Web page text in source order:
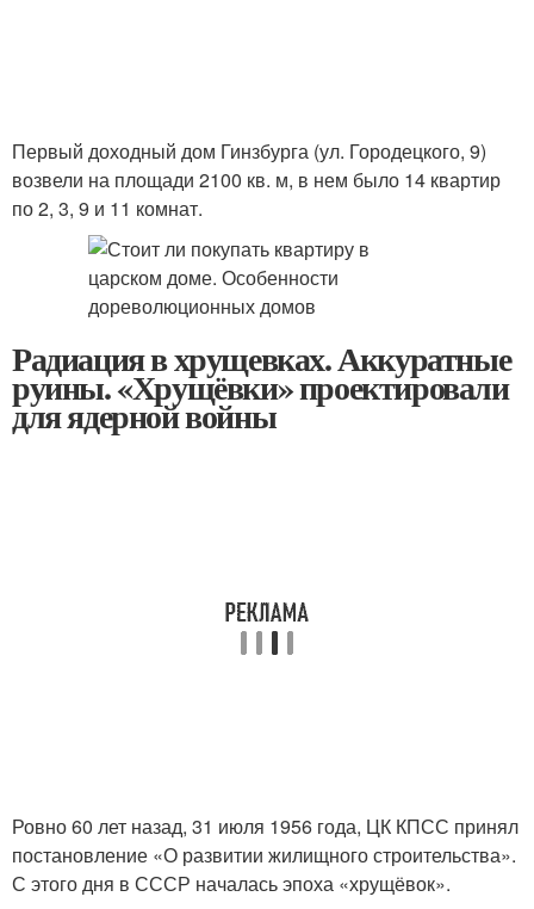
Первый доходный дом Гинзбурга (ул. Городецкого, 9)
возвели на площади 2100 кв. м, в нем было 14 квартир
по 2, 3, 9 и 11 комнат.
Радиация в хрущевках. Аккуратные
руины. «Хрущёвки» проектировали
для ядерной войны
Ровно 60 лет назад, 31 июля 1956 года, ЦК КПСС принял
постановление «О развитии жилищного строительства».
С этого дня в СССР началась эпоха «хрущёвок».